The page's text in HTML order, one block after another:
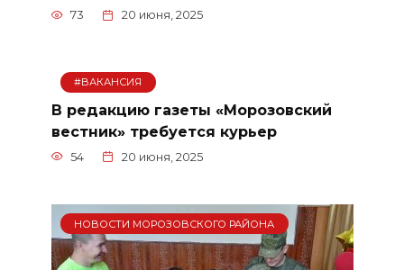
73 20 июня, 2025
#ВАКАНСИЯ
В редакцию газеты «Морозовский
вестник» требуется курьер
54 20 июня, 2025
НОВОСТИ МОРОЗОВСКОГО РАЙОНА